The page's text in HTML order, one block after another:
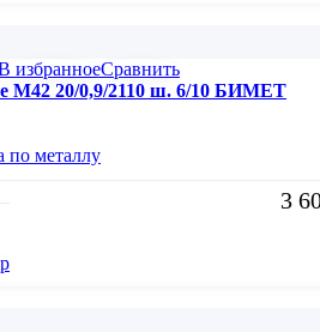
избранноеСравнить
М42 20/0,9/2110 ш. 6/10 БИМЕТ
по металлу
3